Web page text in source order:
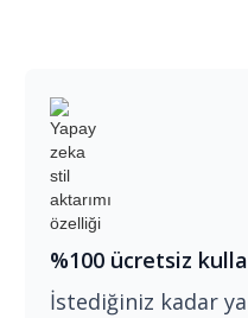
%100 ücretsiz
İstediğiniz kadar